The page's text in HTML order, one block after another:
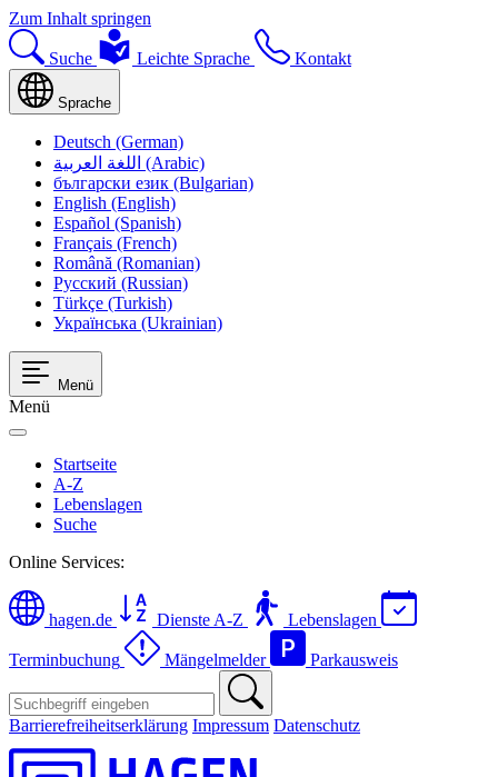
Zum Inhalt springen
Suche Leichte Sprache Kontakt
Sprache
Deutsch (German)
اللغة العربية (Arabic)
български език (Bulgarian)
English (English)
Español (Spanish)
Français (French)
Română (Romanian)
Русский (Russian)
Türkçe (Turkish)
Українська (Ukrainian)
Menü
Menü
Startseite
A-Z
Lebenslagen
Suche
Online Services:
hagen.de Dienste A-Z Lebenslagen
Terminbuchung Mängelmelder Parkausweis
Barrierefreiheitserklärung Impressum Datenschutz